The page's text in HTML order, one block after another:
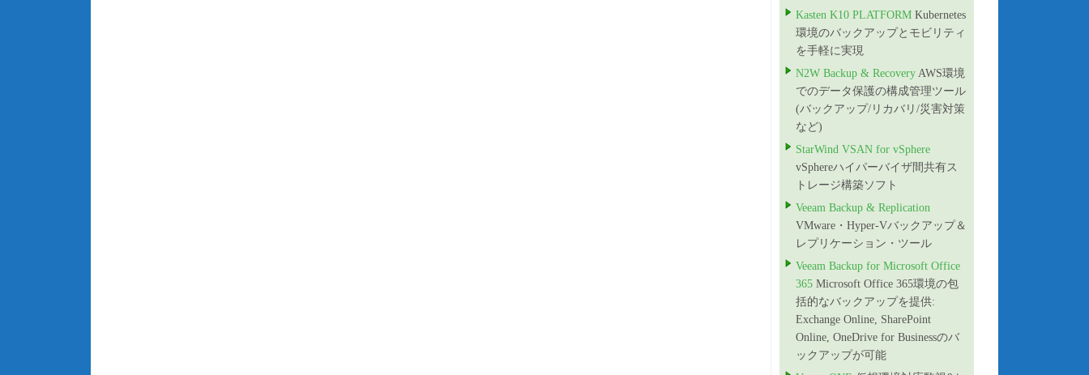
Kasten K10 PLATFORM Kubernetes
環境のバックアップとモビリティ
を手軽に実現
N2W Backup & Recovery AWS環境
でのデータ保護の構成管理ツール
(バックアップ/リカバリ/災害対策
など)
StarWind VSAN for vSphere
vSphereハイパーバイザ間共有ス
トレージ構築ソフト
Veeam Backup & Replication
VMware・Hyper-Vバックアップ＆
レプリケーション・ツール
Veeam Backup for Microsoft Office
365 Microsoft Office 365環境の包
括的なバックアップを提供:
Exchange Online, SharePoint
Online, OneDrive for Businessのバ
ックアップが可能